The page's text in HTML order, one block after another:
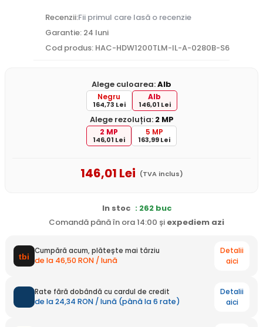
Recenzii:Fii primul care lasă o recenzie
Garantie: 24 luni
Cod produs: HAC-HDW1200TLM-IL-A-0280B-S6
Alege culoarea:Alb
Negru
164,73 Lei
Alb
146,01 Lei
Alege rezoluția: 2 MP
2 MP
146,01 Lei
5 MP
163,99 Lei
146,01 Lei (TVA inclus)
In stoc : 262 buc
Comandă până în ora 14:00 și expediem azi
Cumpără acum, plătește mai târziu
de la 46,50 RON / lună
Detalii
aici
Rate fără dobândă cu cardul de credit
de la 24,34 RON / lună (până la 6 rate)
Detalii
aici